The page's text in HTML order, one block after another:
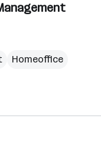
Homeoffice